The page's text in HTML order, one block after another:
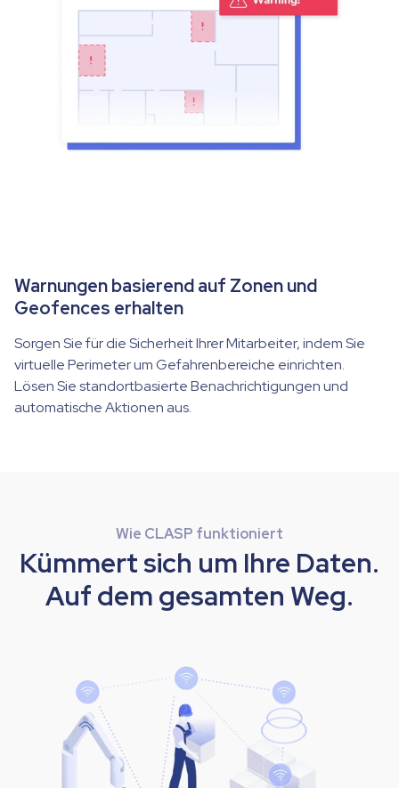
Warnungen basierend auf Zonen und
Geofences erhalten
Sorgen Sie für die Sicherheit Ihrer Mitarbeiter, indem Sie
virtuelle Perimeter um Gefahrenbereiche einrichten.
Lösen Sie standortbasierte Benachrichtigungen und
automatische Aktionen aus.
Wie CLASP funktioniert
Kümmert sich um Ihre Daten.
Auf dem gesamten Weg.